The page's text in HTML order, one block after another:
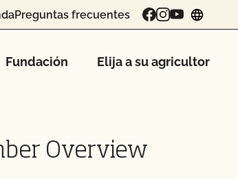
Preguntas frecuentes
Fundación Elija a su agricultor
Overview